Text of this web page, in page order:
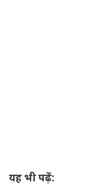
यह भी पढ़ें: